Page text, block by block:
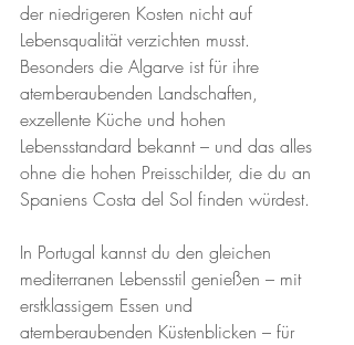
der niedrigeren Kosten nicht auf
Lebensqualität verzichten musst.
Besonders die Algarve ist für ihre
atemberaubenden Landschaften,
exzellente Küche und hohen
Lebensstandard bekannt – und das alles
ohne die hohen Preisschilder, die du an
Spaniens Costa del Sol finden würdest.
In Portugal kannst du den gleichen
mediterranen Lebensstil genießen – mit
erstklassigem Essen und
atemberaubenden Küstenblicken – für